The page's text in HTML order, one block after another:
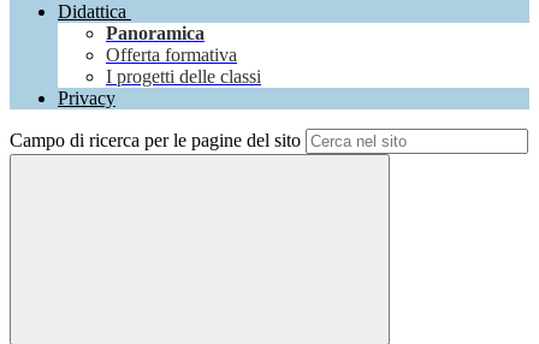
Didattica
Panoramica
Offerta formativa
I progetti delle classi
Privacy
Campo di ricerca per le pagine del sito